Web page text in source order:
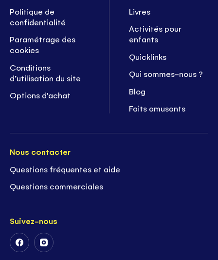
Politique de
confidentialité
Paramétrage des
cookies
Conditions
d’utilisation du site
Options d'achat
Livres
Activités pour
enfants
Quicklinks
Qui sommes-nous ?
Blog
Faits amusants
Nous contacter
Questions fréquentes et aide
Questions commerciales
Suivez-nous
Suivez-Suivez-